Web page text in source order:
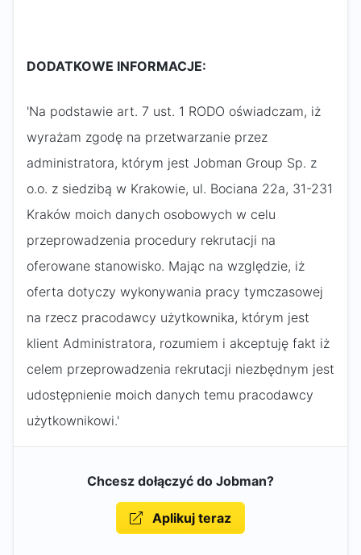
DODATKOWE INFORMACJE:
'Na podstawie art. 7 ust. 1 RODO oświadczam, iż
wyrażam zgodę na przetwarzanie przez
administratora, którym jest Jobman Group Sp. z
o.o. z siedzibą w Krakowie, ul. Bociana 22a, 31-231
Kraków moich danych osobowych w celu
przeprowadzenia procedury rekrutacji na
oferowane stanowisko. Mając na względzie, iż
oferta dotyczy wykonywania pracy tymczasowej
na rzecz pracodawcy użytkownika, którym jest
klient Administratora, rozumiem i akceptuję fakt iż
celem przeprowadzenia rekrutacji niezbędnym jest
udostępnienie moich danych temu pracodawcy
użytkownikowi.'
Chcesz dołączyć do Jobman?
Aplikuj teraz